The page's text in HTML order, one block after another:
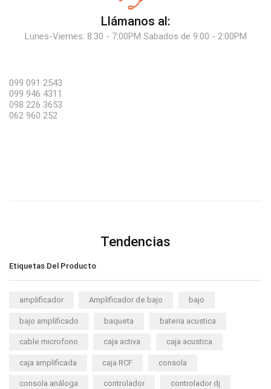
Llámanos al:
Lunes-Viernes: 8:30 - 7:00PM Sabados de 9:00 - 2:00PM
099 091 2543
099 946 4311
098 226 3653
062 960 252
Tendencias
Etiquetas Del Producto
amplificador Amplificador de bajo bajo
bajo amplificado baqueta bateria acustica
cable microfono caja activa caja acustica
caja amplificada caja RCF consola
consola análoga controlador controlador dj